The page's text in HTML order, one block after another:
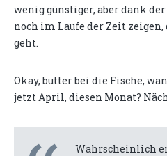
wenig günstiger, aber dank
noch im Laufe der Zeit
geht.
Okay, butter bei die Fische,
jetzt April, diesen Monat?
Wahrscheinlich